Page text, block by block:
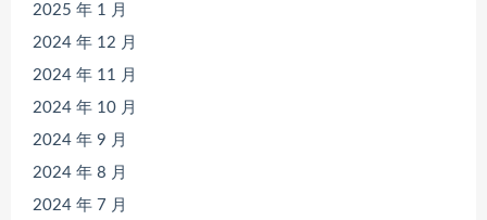
2025 年 1 月
2024 年 12 月
2024 年 11 月
2024 年 10 月
2024 年 9 月
2024 年 8 月
2024 年 7 月